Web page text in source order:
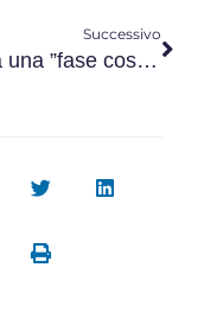
Successivo
Ed ora una ”fase costituente”